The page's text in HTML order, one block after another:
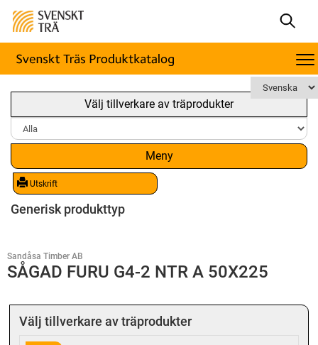
Välj tillverkare av träprodukter
Meny
Utskrift
Generisk produkttyp
Sandåsa Timber AB
SÅGAD FURU G4-2 NTR A 50X225
Välj tillverkare av träprodukter